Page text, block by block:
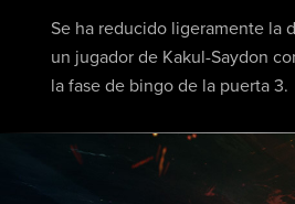
Se ha reducido ligeramente la
un jugador de Kakul-Saydon
la fase de bingo de la puerta 3.